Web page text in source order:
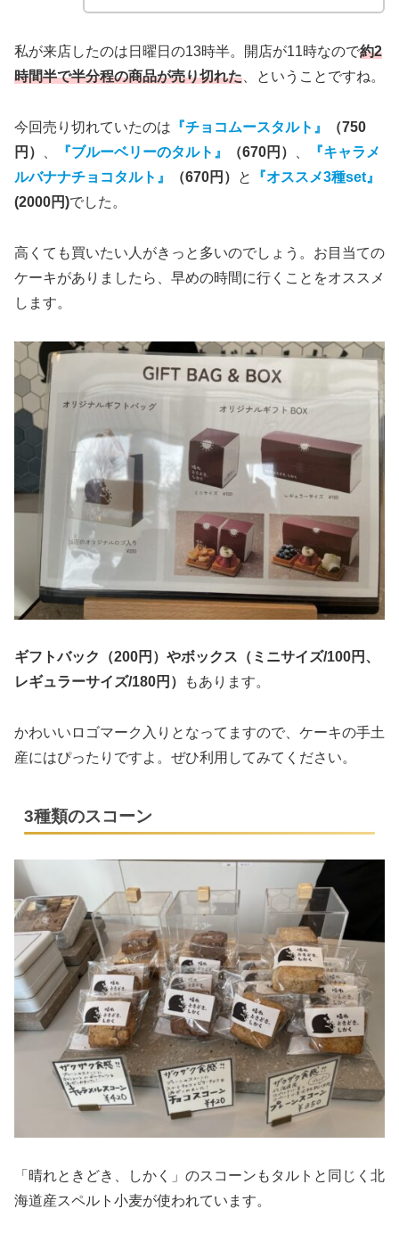
私が来店したのは日曜日の13時半。開店が11時なので約2
時間半で半分程の商品が売り切れた 、ということですね。
今回売り切れていたのは 『チョコムースタルト』
（750
円）
『ブルーベリーのタルト』 （670円）
『キャラメ
ルバナナチョコタルト』
（670円） と
『オススメ3種set』
(2000円)でした。
高くても買いたい人がきっと多いのでしょう。お目当ての
ケーキがありましたら、早めの時間に行くことをオススメ
します。
ギフトバック（200円）やボックス（ミニサイズ/100円、
レギュラーサイズ/180円）
もあります。
かわいいロゴマーク入りとなってますので、ケーキの手土
産にはぴったりですよ。ぜひ利用してみてください。
3種類のスコーン
「晴れときどき、しかく」のスコーンもタルトと同じく北
海道産スペルト小麦が使われています。